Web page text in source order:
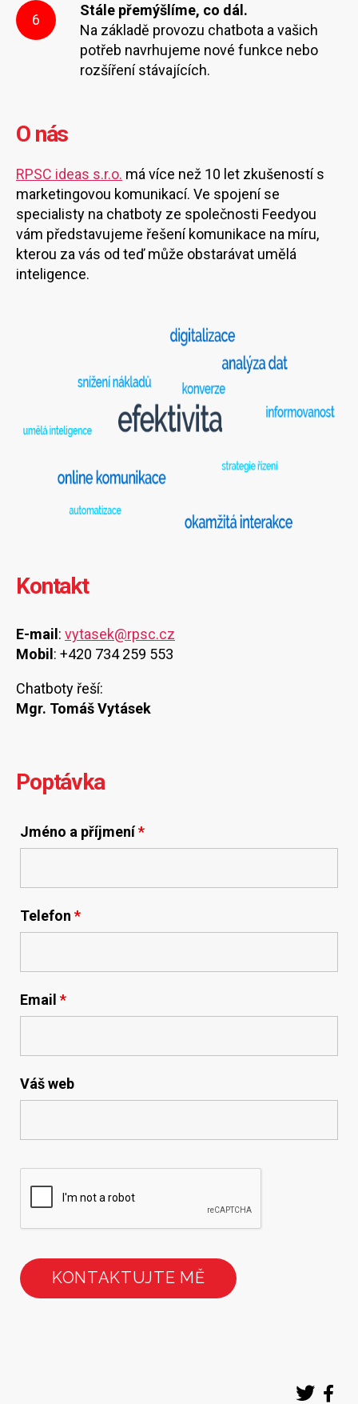
6
Stále přemýšlíme, co dál.
Na základě provozu chatbota a vašich
potřeb navrhujeme nové funkce nebo
rozšíření stávajících.
O nás
RPSC ideas s.r.o. má více než 10 let zkušeností s
marketingovou komunikací. Ve spojení se
specialisty na chatboty ze společnosti Feedyou
vám představujeme řešení komunikace na míru,
kterou za vás od teď může obstarávat umělá
inteligence.
Kontakt
E-mail : vytasek@rpsc.cz
Mobil : +420 734 259 553
Chatboty řeší:
Mgr. Tomáš Vytásek
Poptávka
Jméno a příjmení*
Telefon *
Email *
Váš web